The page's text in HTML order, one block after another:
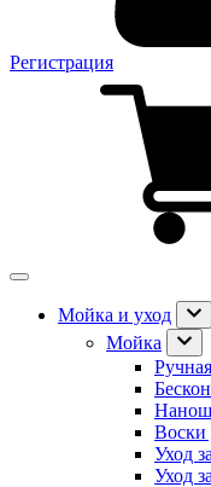
Регистрация
Мойка и уход
Мойка
Воски
Уход
Уход